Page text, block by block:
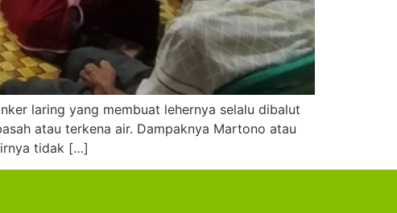
laring yang membuat lehernya selalu dibalut
atau terkena air. Dampaknya Martono atau
tidak […]